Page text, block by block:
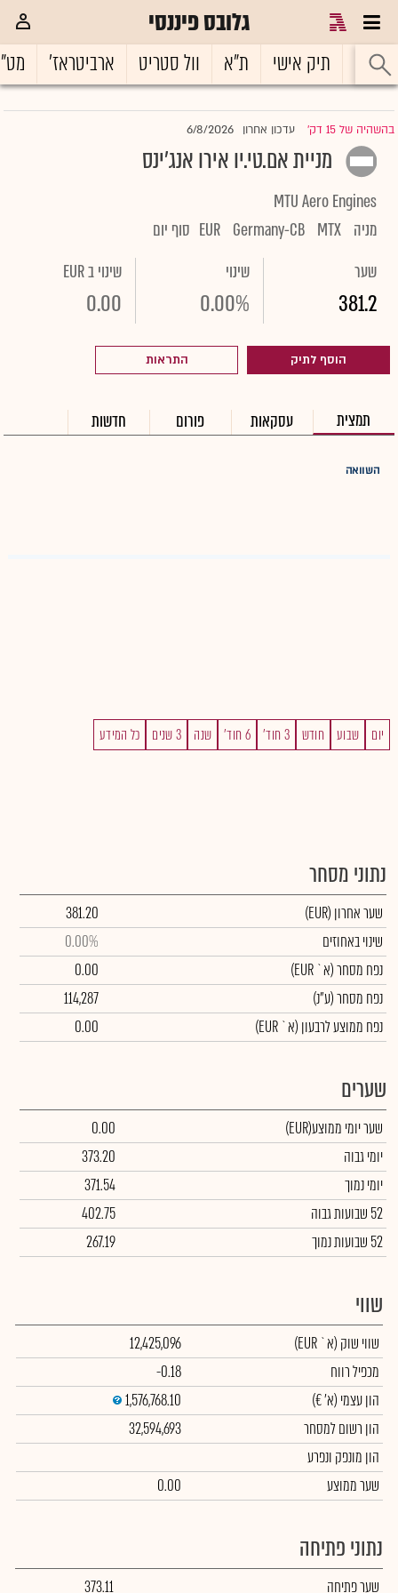
גלובס פיננסי
ראשי תיק אישי ת"א וול סטריט ארביטראז'
בהשהיה של 15 דק' |עדכון אחרון 6/8/2026
מניית אם.טי.יו אירו אנג'ינס
MTU Aero Engines
מניה MTX
Germany-CB
EUR סוף יום
שער
381.2
שינוי
0.00%
שינוי ב EUR
0.00
הוסף לתיק התראות
תמצית עסקאות פורום חדשות
השוואה
יום שבוע חודש 3 חוד' 6 חוד' שנה 3 שנים כל המידע
נתוני מסחר
שער אחרון (EUR)
381.20
שינוי באחוזים
0.00%
נפח מסחר(א` EUR)
0.00
נפח מסחר(ע"נ)
114,287
נפח ממוצע לרבעון (א` EUR)
0.00
שערים
שער יומי ממוצע(EUR)
0.00
יומי גבוה
373.20
יומי נמוך
371.54
52 שבועות גבוה
402.75
52 שבועות נמוך
267.19
שווי
שווי שוק (א` EUR)
12,425,096
מכפיל רווח
-0.18
הון עצמי (א' €)
1,576,768.10
הון רשום למסחר
32,594,693
הון מונפק ונפרע
שער ממוצע
0.00
נתוני פתיחה
שער פתיחה 373.11